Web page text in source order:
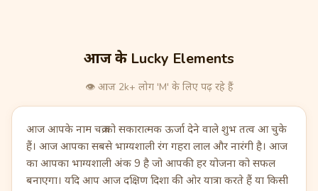
आज के Lucky Elements
👁️ आज 2k+ लोग 'M' के लिए पढ़ रहे हैं
आज आपके नाम चक्र को सकारात्मक ऊर्जा देने वाले शुभ तत्व आ चुके
हैं। आज आपका सबसे भाग्यशाली रंग गहरा लाल और नारंगी है। आज
का आपका भाग्यशाली अंक 9 है जो आपकी हर योजना को सफल
बनाएगा। यदि आप आज दक्षिण दिशा की ओर यात्रा करते हैं या किसी